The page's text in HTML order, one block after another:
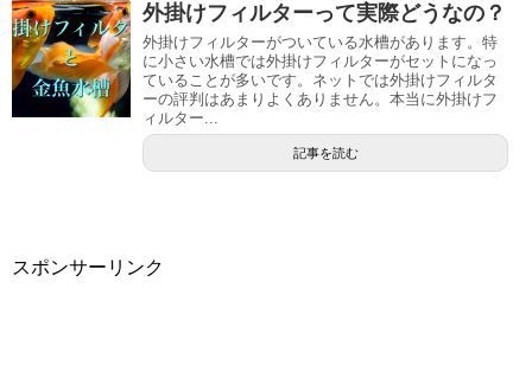
外掛けフィルターって実際どうなの？
外掛けフィルターがついている水槽があります。特
に小さい水槽では外掛けフィルターがセットになっ
ていることが多いです。ネットでは外掛けフィルタ
ーの評判はあまりよくありません。本当に外掛けフ
ィルター...
記事を読む
スポンサーリンク